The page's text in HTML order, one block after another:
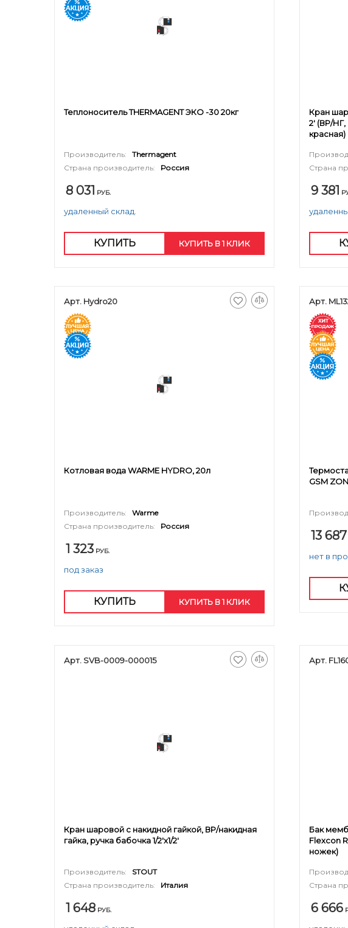
Теплоноситель THERMAGENT ЭКО -30 20кг
Производитель:
Thermagent
Страна производитель:
Россия
8 031 РУБ.
удаленный склад.
КУПИТЬ КУПИТЬ В 1 КЛИК
Кран
2' (ВР/НГ,
красная)
Страна
9 381
Арт. Hydro20
Котловая вода WARME HYDRO, 20л
Производитель:
Warme
Страна производитель:
Россия
1 323 РУБ.
под заказ
КУПИТЬ КУПИТЬ В 1 КЛИК
Арт.
GSM
13 687
нет в
Арт. SVB-0009-000015
Кран шаровой с накидной гайкой, ВР/накидная
гайка, ручка бабочка 1/2'x1/2'
Производитель:
STOUT
Страна производитель:
Италия
1 648 РУБ.
Арт.
Бак
Flexcon
ножек)
Страна
6 666